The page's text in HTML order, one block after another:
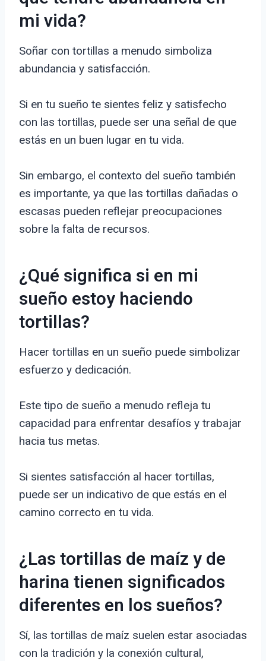
mi vida?
Soñar con tortillas a menudo simboliza
abundancia y satisfacción.
Si en tu sueño te sientes feliz y satisfecho
con las tortillas, puede ser una señal de que
estás en un buen lugar en tu vida.
Sin embargo, el contexto del sueño también
es importante, ya que las tortillas dañadas o
escasas pueden reflejar preocupaciones
sobre la falta de recursos.
¿Qué significa si en mi
sueño estoy haciendo
tortillas?
Hacer tortillas en un sueño puede simbolizar
esfuerzo y dedicación.
Este tipo de sueño a menudo refleja tu
capacidad para enfrentar desafíos y trabajar
hacia tus metas.
Si sientes satisfacción al hacer tortillas,
puede ser un indicativo de que estás en el
camino correcto en tu vida.
¿Las tortillas de maíz y de
harina tienen significados
diferentes en los sueños?
Sí, las tortillas de maíz suelen estar asociadas
con la tradición y la conexión cultural,